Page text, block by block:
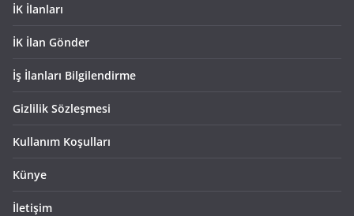
İK İlanları
İK İlan Gönder
İş İlanları Bilgilendirme
Gizlilik Sözleşmesi
Kullanım Koşulları
Künye
İletişim